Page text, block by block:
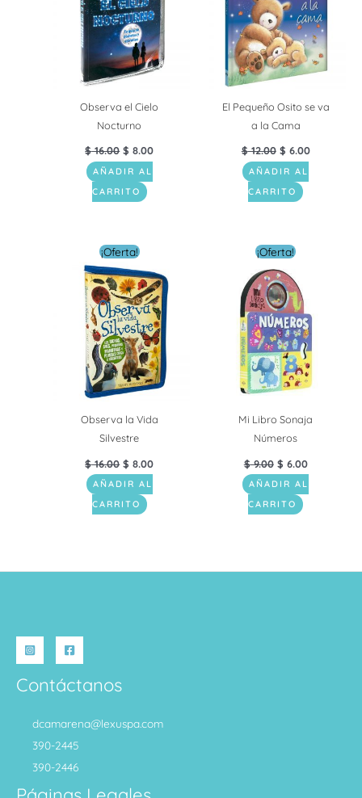
Observa el Cielo
Nocturno
$16.00 $ 8.00
AÑADIR AL
CARRITO
El Pequeño Osito se va
a la Cama
$12.00 $ 6.00
AÑADIR AL
CARRITO
¡Oferta!
Observa la Vida
Silvestre
$16.00
El
precio
original
era:
$ 16.00.
$ 8.00
actual
es:
$ 8.00.
AÑADIR AL
CARRITO
¡Oferta!
Mi Libro Sonaja
Números
$9.00
El
precio
original
era:
$ 9.00.
$ 6.00
AÑADIR AL
CARRITO
Contáctanos
dcamarena@lexuspa.com
390-2445
390-2446